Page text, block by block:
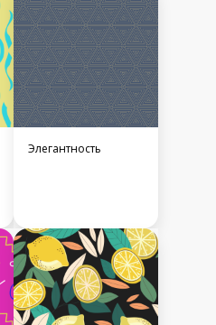
Элегантность